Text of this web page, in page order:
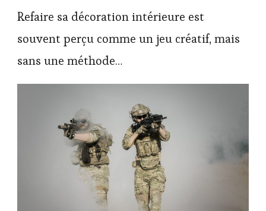
Refaire sa décoration intérieure est
souvent perçu comme un jeu créatif, mais
sans une méthode…